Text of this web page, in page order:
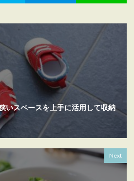
いスペースを上手に活用して収納
Next